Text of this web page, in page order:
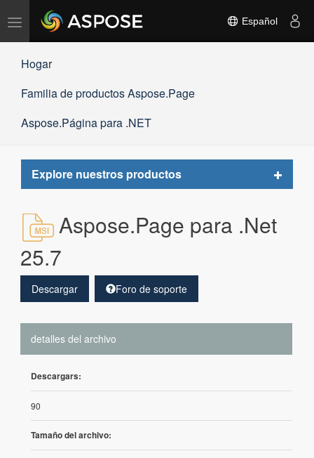
Alternar
navegación
Español
Hogar
Familia de productos Aspose.Page
Aspose.Página para .NET
Explore nuestros productos
Toggle
Aspose.Page para .Net
25.7
Descargar Foro de soporte
detalles del archivo
Descargars:
90
Tamaño del archivo: